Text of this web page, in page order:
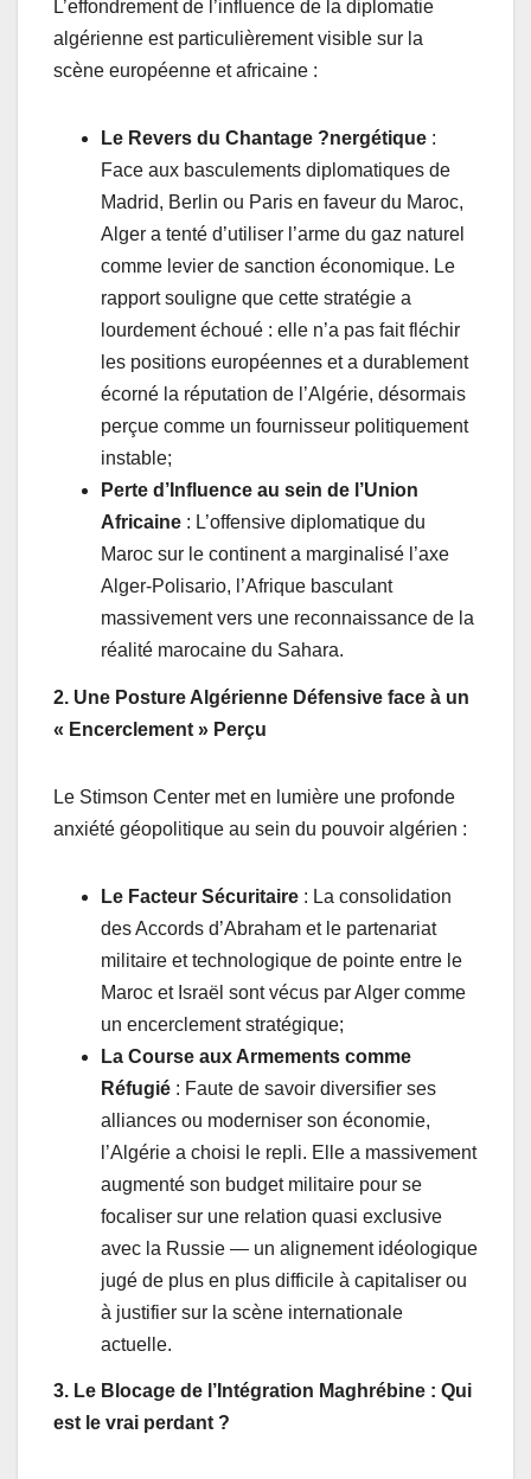
L’effondrement de l’influence de la diplomatie
algérienne est particulièrement visible sur la
scène européenne et africaine :
Le Revers du Chantage ?nergétique :
Face aux basculements diplomatiques de
Madrid, Berlin ou Paris en faveur du Maroc,
Alger a tenté d’utiliser l’arme du gaz naturel
comme levier de sanction économique. Le
rapport souligne que cette stratégie a
lourdement échoué : elle n’a pas fait fléchir
les positions européennes et a durablement
écorné la réputation de l’Algérie, désormais
perçue comme un fournisseur politiquement
instable;
Perte d’Influence au sein de l’Union
Africaine : L’offensive diplomatique du
Maroc sur le continent a marginalisé l’axe
Alger-Polisario, l’Afrique basculant
massivement vers une reconnaissance de la
réalité marocaine du Sahara.
2. Une Posture Algérienne Défensive face à un
« Encerclement » Perçu
Le Stimson Center met en lumière une profonde
anxiété géopolitique au sein du pouvoir algérien :
Le Facteur Sécuritaire : La consolidation
des Accords d’Abraham et le partenariat
militaire et technologique de pointe entre le
Maroc et Israël sont vécus par Alger comme
un encerclement stratégique;
La Course aux Armements comme
Réfugié : Faute de savoir diversifier ses
alliances ou moderniser son économie,
l’Algérie a choisi le repli. Elle a massivement
augmenté son budget militaire pour se
focaliser sur une relation quasi exclusive
avec la Russie — un alignement idéologique
jugé de plus en plus difficile à capitaliser ou
à justifier sur la scène internationale
actuelle.
3. Le Blocage de l’Intégration Maghrébine : Qui
est le vrai perdant ?